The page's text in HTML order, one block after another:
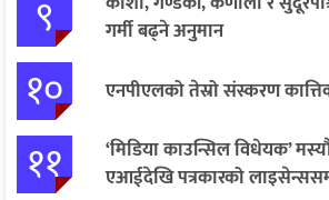
९
गर्मी बढ्ने अनुमान
१० एनपीएलको तेस्रो संस्करण
११
‘मिडिया काउन्सिल विधेयक’
एआईदेखि पत्रकारको